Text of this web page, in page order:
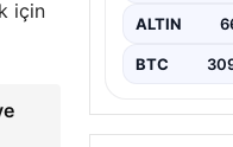
için
birçok…
ALTIN
BTC